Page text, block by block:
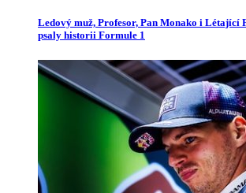
Ledový muž, Profesor, Pan Monako i Létající
psaly historii Formule 1